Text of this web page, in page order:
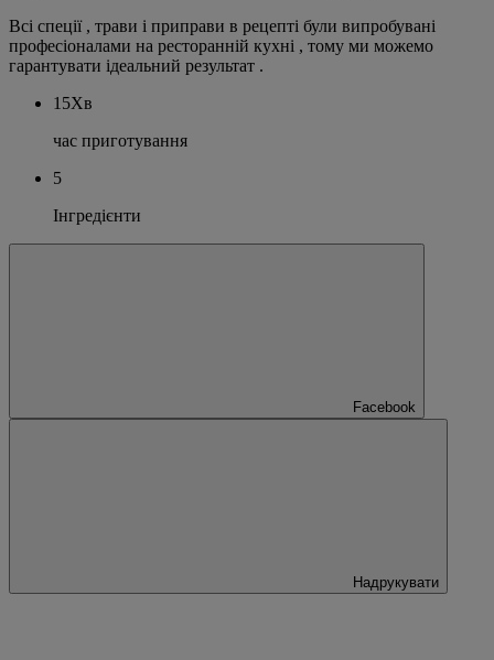
Всі спеції , трави і приправи в рецепті були випробувані
професіоналами на ресторанній кухні , тому ми можемо
гарантувати ідеальний результат .
15Хв
час приготування
5
Інгредієнти
Facebook
Надрукувати